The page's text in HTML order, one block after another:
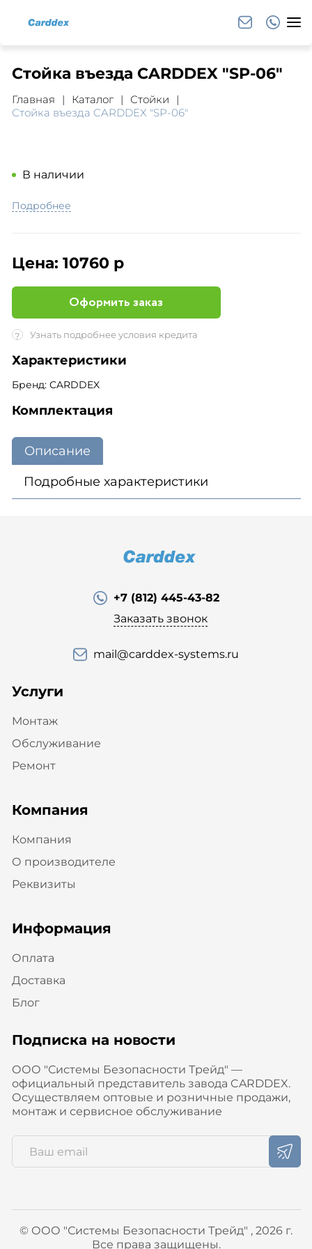
Стойка въезда CARDDEX "SP-06"
Главная Каталог
Стойки
Стойка въезда CARDDEX "SP-06"
В наличии
Подробнее
Цена: 10760 р
Оформить заказ
? Узнать подробнее условия кредита
Характеристики
Бренд: CARDDEX
Комплектация
Описание
Подробные характеристики
+7 (812) 445-43-82
Заказать звонок
mail@carddex-systems.ru
Услуги
Монтаж
Обслуживание
Ремонт
Компания
Компания
О производителе
Реквизиты
Информация
Оплата
Доставка
Блог
Подписка на новости
ООО "Системы Безопасности Трейд" —
официальный представитель завода CARDDEX.
Осуществляем оптовые и розничные продажи,
монтаж и сервисное обслуживание
© ООО "Системы Безопасности Трейд" , 2026 г.
Все права защищены.